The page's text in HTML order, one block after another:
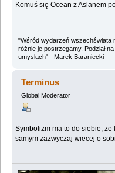
Komuś się Ocean z Aslanem
"Wśród wydarzeń wszechświata
różnie je postrzegamy. Podział
umysłach" - Marek Baraniecki
Terminus
Global Moderator
Symbolizm ma to do siebie,
samym zazwyczaj wiecej o